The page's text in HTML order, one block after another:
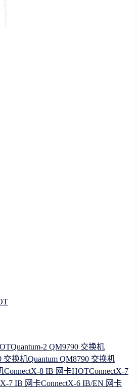
Quantum-2 QM9790 交换机
交换机Quantum QM8790 交换机
ConnectX-8 IB 网卡HOTConnectX-7
7 IB 网卡ConnectX-6 IB/EN 网卡